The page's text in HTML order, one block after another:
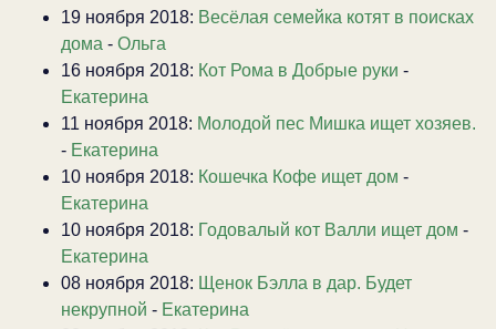
19 ноября 2018: Весёлая семейка котят в поисках
дома - Ольга
16 ноября 2018: Кот Рома в Добрые руки -
Екатерина
11 ноября 2018: Молодой пес Мишка ищет хозяев.
- Екатерина
10 ноября 2018: Кошечка Кофе ищет дом -
Екатерина
10 ноября 2018: Годовалый кот Валли ищет дом -
Екатерина
08 ноября 2018: Щенок Бэлла в дар. Будет
некрупной - Екатерина